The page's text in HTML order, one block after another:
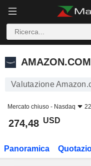
AMAZON.COM, INC.
Valutazione
Mercato chiuso - Nasdaq
274,48 USD
Panoramica